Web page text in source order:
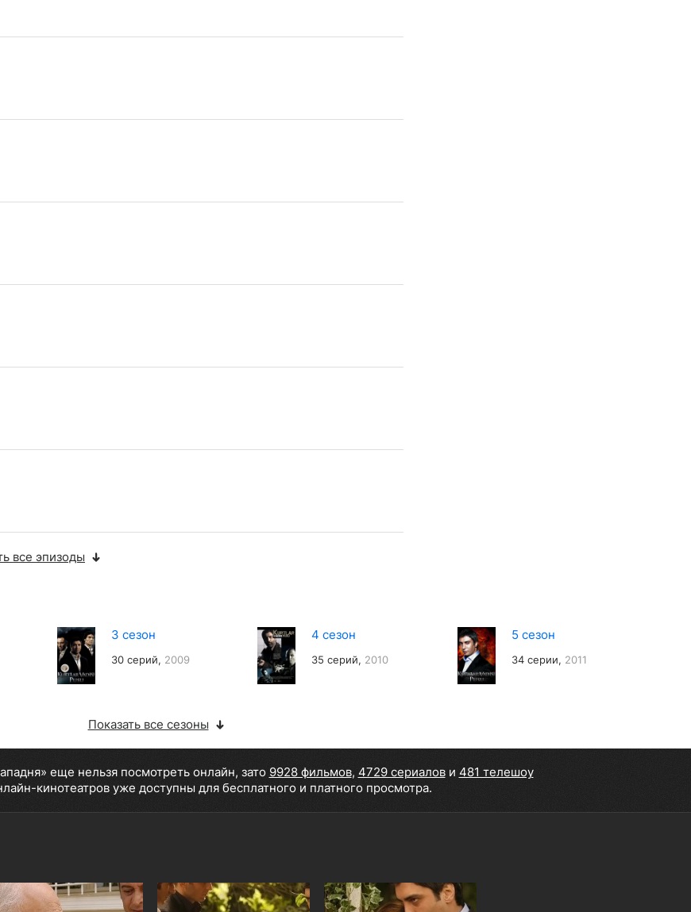
все эпизоды
3 сезон
30 серий, 2009
4 сезон
35 серий, 2010
5 сезон
34 серии, 2011
Показать все сезоны
еще нельзя посмотреть онлайн, зато 9928 фильмов, 4729 сериалови 481 телешоу
кинотеатров уже доступны для бесплатного и платного просмотра.